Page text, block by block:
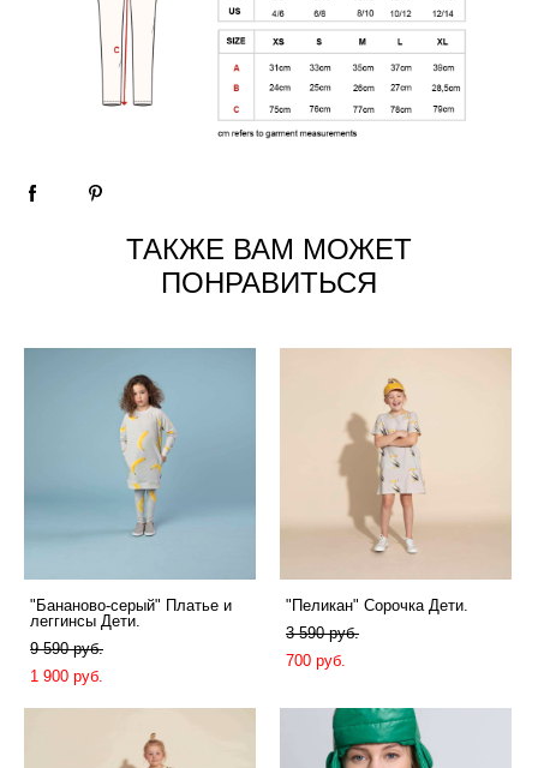
ТАКЖЕ ВАМ МОЖЕТ
ПОНРАВИТЬСЯ
"Бананово-серый" Платье и
леггинсы Дети.
9 590 pуб.
1 900 pуб.
"Пеликан" Сорочка Дети.
3 590 pуб.
700 pуб.